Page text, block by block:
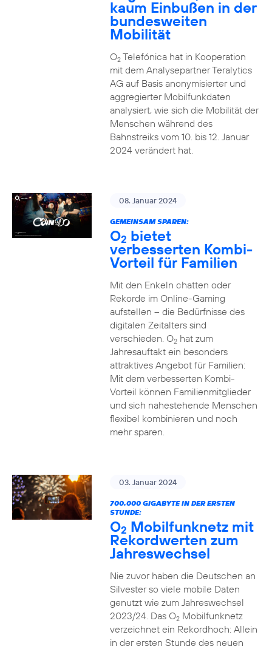
kaum Einbußen in der
bundesweiten
Mobilität
O2Telefónica hat in Kooperation
mit dem Analysepartner Teralytics
AG auf Basis anonymisierter und
aggregierter Mobilfunkdaten
analysiert, wie sich die Mobilität der
Menschen während des
Bahnstreiks vom 10. bis 12. Januar
2024 verändert hat.
08. Januar 2024
GEMEINSAM SPAREN:
O2 bietet
verbesserten Kombi-
Vorteil für Familien
Mit den Enkeln chatten oder
Rekorde im Online-Gaming
aufstellen – die Bedürfnisse des
digitalen Zeitalters sind
verschieden. O2hat zum
Jahresauftakt ein besonders
attraktives Angebot für Familien:
Mit dem verbesserten Kombi-
Vorteil können Familienmitglieder
und sich nahestehende Menschen
flexibel kombinieren und noch
mehr sparen.
03. Januar 2024
700.000 GIGABYTE IN DER ERSTEN
STUNDE:
O2 Mobilfunknetz mit
Rekordwerten zum
Jahreswechsel
Nie zuvor haben die Deutschen an
Silvester so viele mobile Daten
genutzt wie zum Jahreswechsel
2023/24. Das O2Mobilfunknetz
verzeichnet ein Rekordhoch: Allein
in der ersten Stunde des neuen